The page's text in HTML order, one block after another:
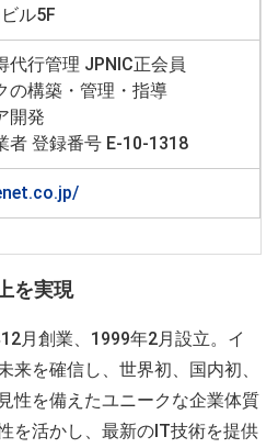
ル5F
代行管理 JPNIC正会員
の構築・管理・指導
開発
者 登録番号 E-10-1318
を実現
月創業、1999年2月設立。イ
来を確信し、世界初、国内初、
性を備えたユニークな企業体質
を活かし、最新のIT技術を提供